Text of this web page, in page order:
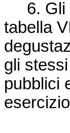
6. Gli
tabella
gli
pubblici